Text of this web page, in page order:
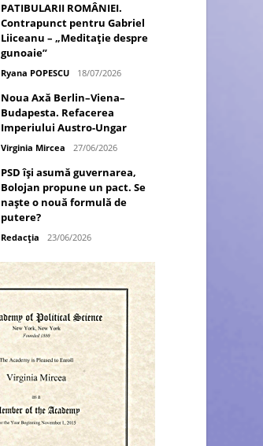
PATIBULARII ROMÂNIEI.
Contrapunct pentru Gabriel
Liiceanu – „Meditație despre
gunoaie”
Ryana POPESCU 18/07/2026
Noua Axă Berlin–Viena–
Budapesta. Refacerea
Imperiului Austro-Ungar
Virginia Mircea 27/06/2026
PSD își asumă guvernarea,
Bolojan propune un pact. Se
naște o nouă formulă de
putere?
Redacția 23/06/2026